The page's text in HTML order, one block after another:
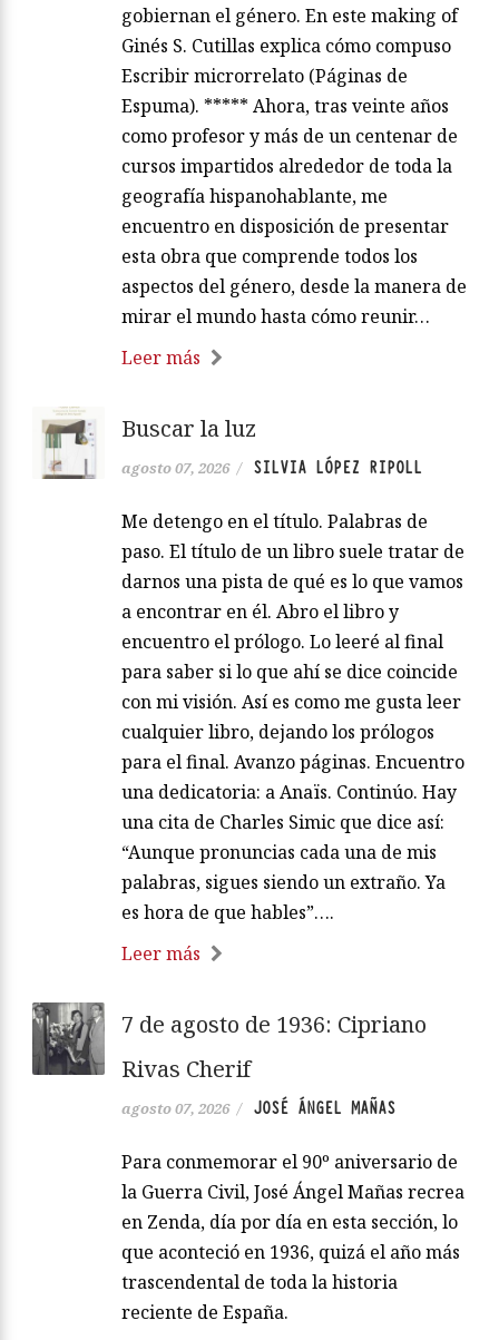
gobiernan el género. En este making of
Ginés S. Cutillas explica cómo compuso
Escribir microrrelato (Páginas de
Espuma). ***** Ahora, tras veinte años
como profesor y más de un centenar de
cursos impartidos alrededor de toda la
geografía hispanohablante, me
encuentro en disposición de presentar
esta obra que comprende todos los
aspectos del género, desde la manera de
mirar el mundo hasta cómo reunir…
Leer más
Buscar la luz
agosto 07, 2026 / SILVIA LÓPEZ RIPOLL
Me detengo en el título. Palabras de
paso. El título de un libro suele tratar de
darnos una pista de qué es lo que vamos
a encontrar en él. Abro el libro y
encuentro el prólogo. Lo leeré al final
para saber si lo que ahí se dice coincide
con mi visión. Así es como me gusta leer
cualquier libro, dejando los prólogos
para el final. Avanzo páginas. Encuentro
una dedicatoria: a Anaïs. Continúo. Hay
una cita de Charles Simic que dice así:
“Aunque pronuncias cada una de mis
palabras, sigues siendo un extraño. Ya
es hora de que hables”….
Leer más
7 de agosto de 1936: Cipriano
Rivas Cherif
agosto 07, 2026 / JOSÉ ÁNGEL MAÑAS
Para conmemorar el 90º aniversario de
la Guerra Civil, José Ángel Mañas recrea
en Zenda, día por día en esta sección, lo
que aconteció en 1936, quizá el año más
trascendental de toda la historia
reciente de España.